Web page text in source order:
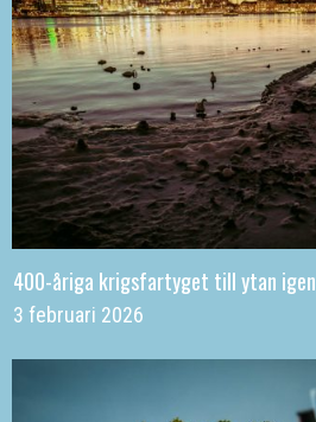
400-åriga krigsfartyget till ytan igen
3 februari 2026